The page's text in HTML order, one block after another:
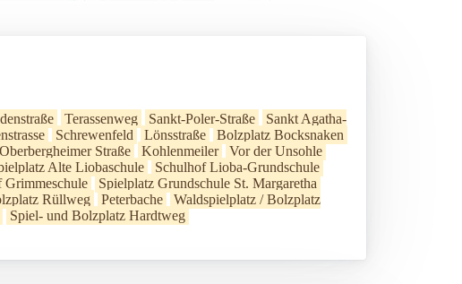
Terassenweg Sankt-Poler-Straße
Sankt Agatha-
Schrewenfeld Lönsstraße
Bolzplatz Bocksnaken
Straße Kohlenmeiler
Vor der Unsohle
Alte Liobaschule
Schulhof Lioba-Grundschule
Grimmeschule
Spielplatz Grundschule St. Margaretha
Rüllweg Peterbache
Waldspielplatz / Bolzplatz
Spiel- und Bolzplatz Hardtweg